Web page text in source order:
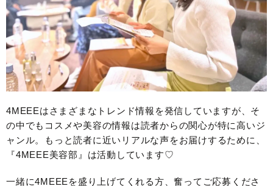
4MEEEはさまざまなトレンド情報を発信していますが、そ
の中でもコスメや美容の情報は読者からの関心が特に高いジ
ャンル。もっと読者に近いリアルな声をお届けするために、
『4MEEE美容部』は活動しています♡
一緒に4MEEEを盛り上げてくれる方、奮ってご応募くださ